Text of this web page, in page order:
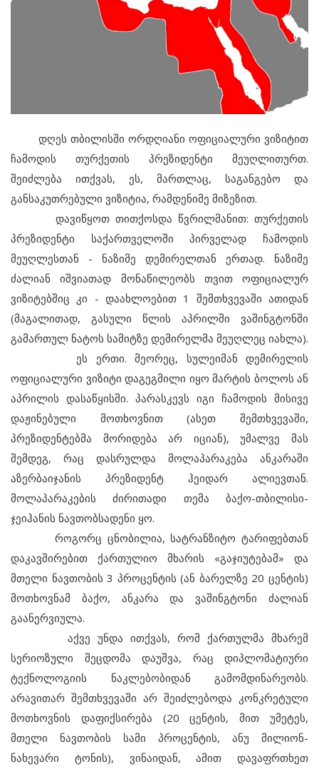
დღეს თბილისში ორდღიანი ოფიციალური ვიზიტით
ჩამოდის თურქეთის პრეზიდენტი მეუღლითურთ.
შეიძლება ითქვას, ეს, მართლაც, საგანგებო და
განსაკუთრებული ვიზიტია, რამდენიმე მიზეზით.
დავიწყოთ თითქოსდა წვრილმანით: თურქეთის
პრეზიდენტი საქართველოში პირველად ჩამოდის
მეუღლესთან - ნაზიმე დემირელთან ერთად. ნაზიმე
ძალიან იშვიათად მონაწილეობს თვით ოფიციალურ
ვიზიტებშიც კი - დაახლოებით 1 შემთხვევაში ათიდან
(მაგალითად, გასული წლის აპრილში ვაშინგტონში
გამართულ ნატოს სამიტზე დემირელმა მეუღლეც იახლა).
ეს ერთი. მეორეც, სულეიმან დემირელის
ოფიციალური ვიზიტი დაგეგმილი იყო მარტის ბოლოს ან
აპრილის დასაწყისში. პარასკევს იგი ჩამოდის მისივე
დაჟინებული მოთხოვნით (ასეთ შემთხვევაში,
პრეზიდენტებმა მორიდება არ იციან), უმალვე მას
შემდეგ, რაც დასრულდა მოლაპარაკება ანკარაში
აზერბაიჯანის პრეზიდენტ ჰეიდარ ალიევთან.
მოლაპარაკების ძირითადი თემა ბაქო-თბილისი-
ჯეიჰანის ნავთობსადენი ყო.
როგორც ცნობილია, სატრანზიტო ტარიფებთან
დაკავშირებით ქართულიო მხარის «გაჯიუტებამ» და
მთელი ნავთობის 3 პროცენტის (ან ბარელზე 20 ცენტის)
მოთხოვნამ ბაქო, ანკარა და ვაშინგტონი ძალიან
გაანერვიულა.
აქვე უნდა ითქვას, რომ ქართულმა მხარემ
სერიოზული შეცდომა დაუშვა, რაც დიპლომატიური
ტექნოლოგიის ნაკლებობიდან გამომდინარეობს.
არავითარ შემთხვევაში არ შეიძლებოდა კონკრეტული
მოთხოვნის დაფიქსირება (20 ცენტის, მით უმეტეს,
მთელი ნავთობის სამი პროცენტის, ანუ მილიონ-
ნახევარი ტონის), ვინაიდან, ამით დავაფრთხეთ